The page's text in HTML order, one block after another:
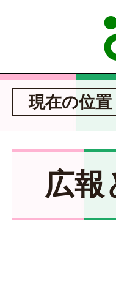
現在の位置
広